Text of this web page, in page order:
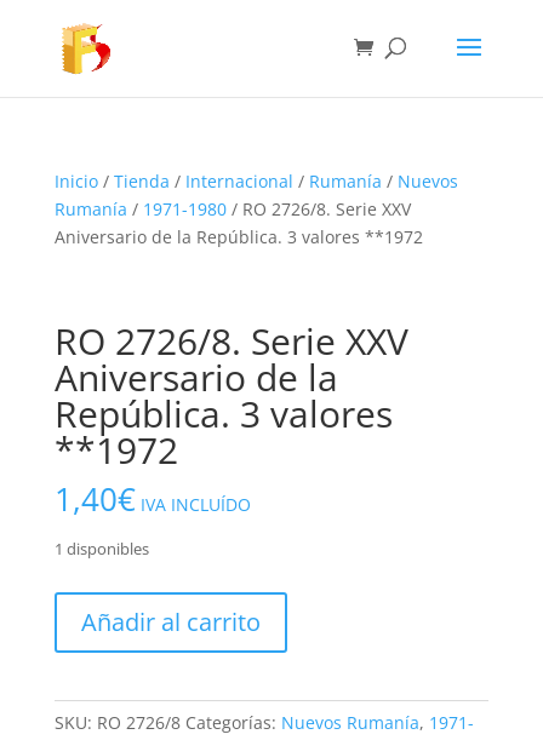
Inicio/ Tienda / Internacional / Rumanía / Nuevos
Rumanía / 1971-1980/ RO 2726/8. Serie XXV
Aniversario de la República. 3 valores **1972
RO 2726/8. Serie XXV
Aniversario de la
República. 3 valores
**1972
1,40€ IVA INCLUÍDO
1 disponibles
2726/8.
Serie
Aniversario
Añadir al carrito
SKU: RO 2726/8 Categorías: Nuevos Rumanía, 1971-